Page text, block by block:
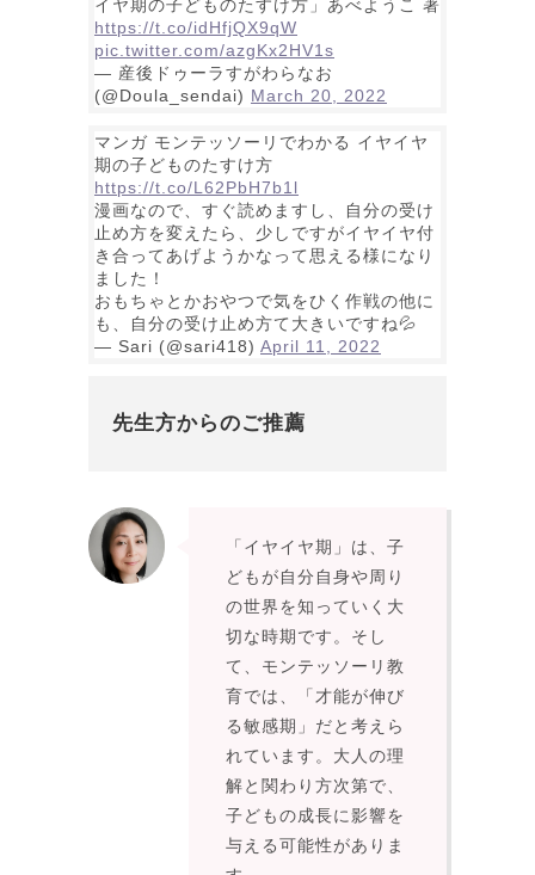
イヤ期の子どものたすけ方」あべようこ 著
https://t.co/idHfjQX9qW
pic.twitter.com/azgKx2HV1s
— 産後ドゥーラすがわらなお
(@Doula_sendai) March 20, 2022
マンガ モンテッソーリでわかる イヤイヤ
期の子どものたすけ方
https://t.co/L62PbH7b1l
漫画なので、すぐ読めますし、自分の受け
止め方を変えたら、少しですがイヤイヤ付
き合ってあげようかなって思える様になり
ました！
おもちゃとかおやつで気をひく作戦の他に
も、自分の受け止め方て大きいですね💦
— Sari (@sari418) April 11, 2022
先生方からのご推薦
「イヤイヤ期」は、子
どもが自分自身や周り
の世界を知っていく大
切な時期です。そし
て、モンテッソーリ教
育では、「才能が伸び
る敏感期」だと考えら
れています。大人の理
解と関わり方次第で、
子どもの成長に影響を
与える可能性がありま